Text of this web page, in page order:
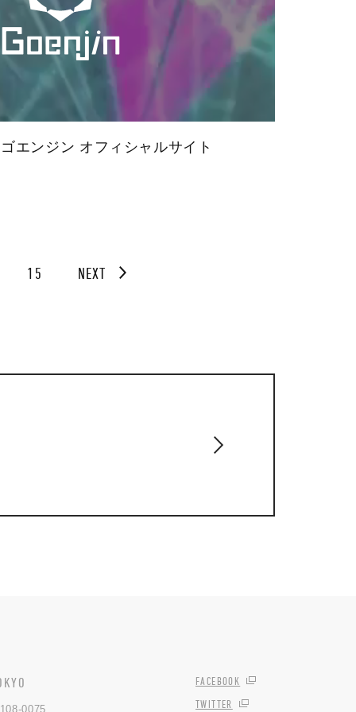
エンジン オフィシャルサイト
15 NEXT
0075
FACEBOOK
TWITTER